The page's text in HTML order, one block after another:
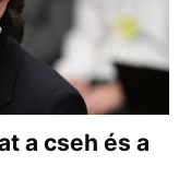
a cseh és a